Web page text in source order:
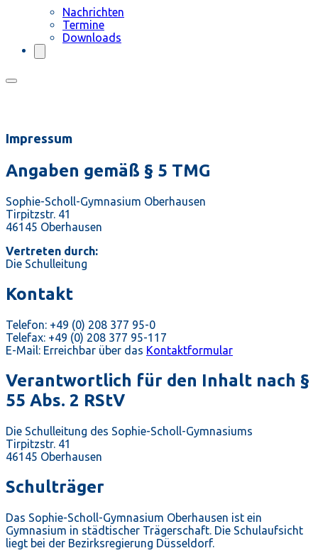
Nachrichten
Termine
Downloads
Impressum
Angaben gemäß § 5 TMG
Sophie-Scholl-Gymnasium Oberhausen
Tirpitzstr. 41
46145 Oberhausen
Vertreten durch:
Die Schulleitung
Kontakt
Telefon: +49 (0) 208 377 95-0
Telefax: +49 (0) 208 377 95-117
E-Mail: Erreichbar über das Kontaktformular
Verantwortlich für den Inhalt nach §
55 Abs. 2 RStV
Die Schulleitung des Sophie-Scholl-Gymnasiums
Tirpitzstr. 41
46145 Oberhausen
Schulträger
Das Sophie-Scholl-Gymnasium Oberhausen ist ein
Gymnasium in städtischer Trägerschaft. Die Schulaufsicht
liegt bei der Bezirksregierung Düsseldorf.